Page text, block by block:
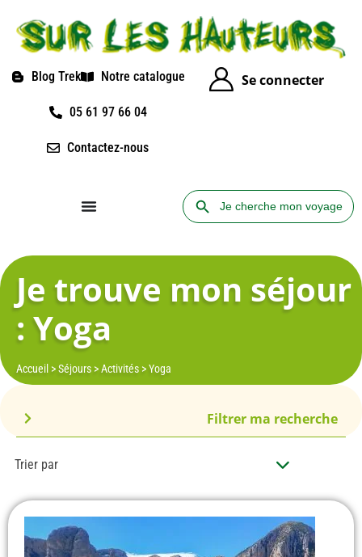
Blog Trek Notre catalogue
05 61 97 66 04
Contactez-nous
Se connecter
Search
for:
Search Button
Je trouve mon séjour
: Yoga
Accueil >Séjours >Activités >Yoga
Filtrer ma recherche
Trier par